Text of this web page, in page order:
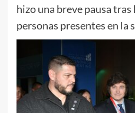
hizo una breve pausa tras
personas presentes en la